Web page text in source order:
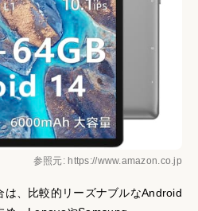
参照元: https://www.amazon.co.jp
は、比較的リーズナブルなAndroid